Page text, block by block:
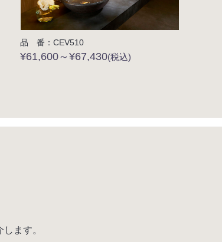
品 番：CEV510
¥61,600～¥67,430(税込)
ます。